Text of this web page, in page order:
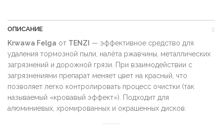
ОПИСАНИЕ
Krwawa Felga от TENZI
— эффективное средство для
удаления тормозной пыли, налёта ржавчины, металлических
загрязнений и дорожной грязи. При взаимодействии с
загрязнениями препарат меняет цвет на красный, что
позволяет легко контролировать процесс очистки (так
называемый «кровавый эффект»). Подходит для
алюминиевых, хромированных и окрашенных дисков.